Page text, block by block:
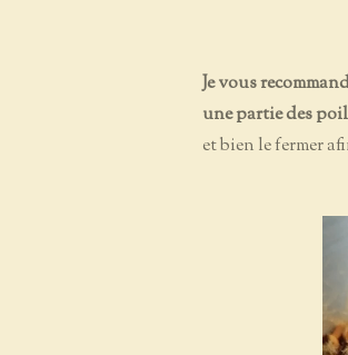
Je vous
une partie des
et bien le fermer